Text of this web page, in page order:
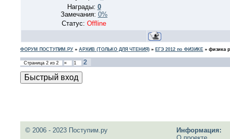
Награды: 0
Замечания: 0%
Статус: Offline
ФОРУМ ПОСТУПИМ.РУ » АРХИВ (ТОЛЬКО ДЛЯ ЧТЕНИЯ) » ЕГЭ 2012 по ФИЗИКЕ » физика
Страница 2 из 2 « 1
2
© 2006 - 2023 Поступим.ру
Информация: